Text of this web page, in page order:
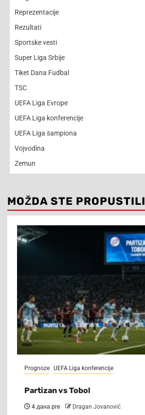
Reprezentacije
Rezultati
Sportske vesti
Super Liga Srbije
Tiket Dana Fudbal
TSC
UEFA Liga Evrope
UEFA Liga konferencije
UEFA Liga šampiona
Vojvodina
Zemun
MOŽDA STE PROPUSTILI
Prognoze UEFA Liga konferencije
Partizan vs Tobol
4 дана pre Dragan Jovanović